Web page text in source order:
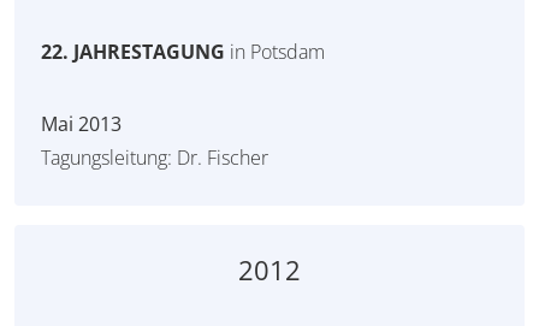
22. JAHRESTAGUNG in Potsdam
Mai 2013
Tagungsleitung: Dr. Fischer
2012